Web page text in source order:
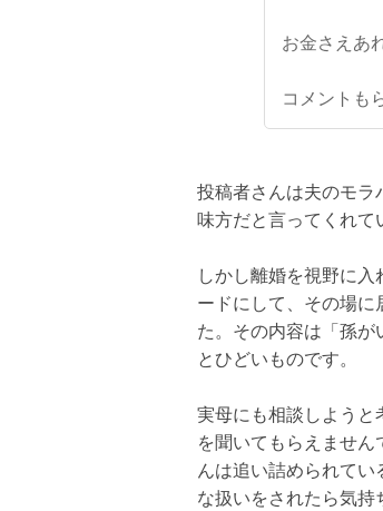
お金さえあ
コメントも
投稿者さんは夫のモラ
味方だと言ってくれて
しかし離婚を視野に
ードにして、その場
た。その内容は「孫が
とひどいものです。
実母にも相談しよう
を聞いてもらえませ
んは追い詰められて
な扱いをされたら気持